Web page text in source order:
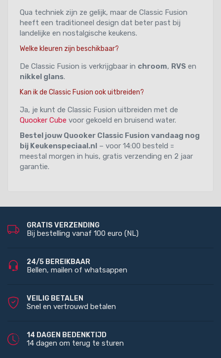
Qua techniek zijn ze gelijk, maar de Classic Fusion
heeft een traditioneel design dat beter past bij
landelijke en nostalgische keukens.
Welke kleuren zijn beschikbaar?
De Classic Fusion is verkrijgbaar in chroom, RVS en
nikkel glans.
Kan ik de Classic Fusion ook uitbreiden?
Ja, je kunt de Classic Fusion uitbreiden met de
Quooker Cube voor gekoeld en bruisend water.
Bestel jouw Quooker Classic Fusion vandaag nog
bij Keukenspeciaal.nl – voor 14:00 besteld =
meestal morgen in huis, gratis verzending en 2 jaar
garantie.
GRATIS VERZENDING
Bij bestelling vanaf 100 euro (NL)
24/5 BEREIKBAAR
Bellen, mailen of whatsappen
VEILIG BETALEN
Snel en vertrouwd betalen
14 DAGEN BEDENKTIJD
14 dagen om terug te sturen